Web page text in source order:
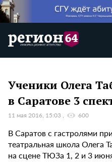
Ученики Олега
в Саратове 3
11 мая 2016, 15:03 600
В Саратов с гастролями
театральная школа Олега
на сцене ТЮЗа 1, 2 и 3